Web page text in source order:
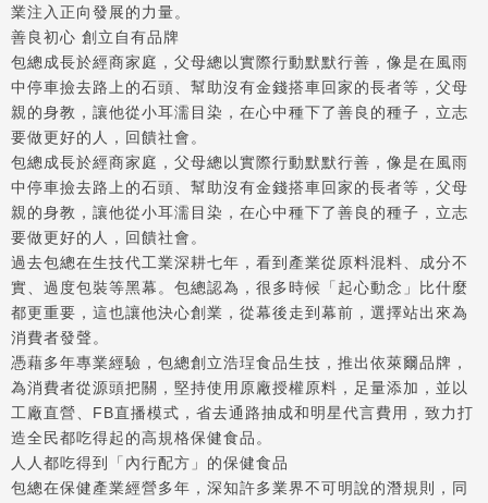
業注入正向發展的力量。
善良初心 創立自有品牌
包總成長於經商家庭，父母總以實際行動默默行善，像是在風雨
中停車撿去路上的石頭、幫助沒有金錢搭車回家的長者等，父母
親的身教，讓他從小耳濡目染，在心中種下了善良的種子，立志
要做更好的人，回饋社會。
包總成長於經商家庭，父母總以實際行動默默行善，像是在風雨
中停車撿去路上的石頭、幫助沒有金錢搭車回家的長者等，父母
親的身教，讓他從小耳濡目染，在心中種下了善良的種子，立志
要做更好的人，回饋社會。
過去包總在生技代工業深耕七年，看到產業從原料混料、成分不
實、過度包裝等黑幕。包總認為，很多時候「起心動念」比什麼
都更重要，這也讓他決心創業，從幕後走到幕前，選擇站出來為
消費者發聲。
憑藉多年專業經驗，包總創立浩珵食品生技，推出依萊爾品牌，
為消費者從源頭把關，堅持使用原廠授權原料，足量添加，並以
工廠直營、FB直播模式，省去通路抽成和明星代言費用，致力打
造全民都吃得起的高規格保健食品。
人人都吃得到「內行配方」的保健食品
包總在保健產業經營多年，深知許多業界不可明說的潛規則，同